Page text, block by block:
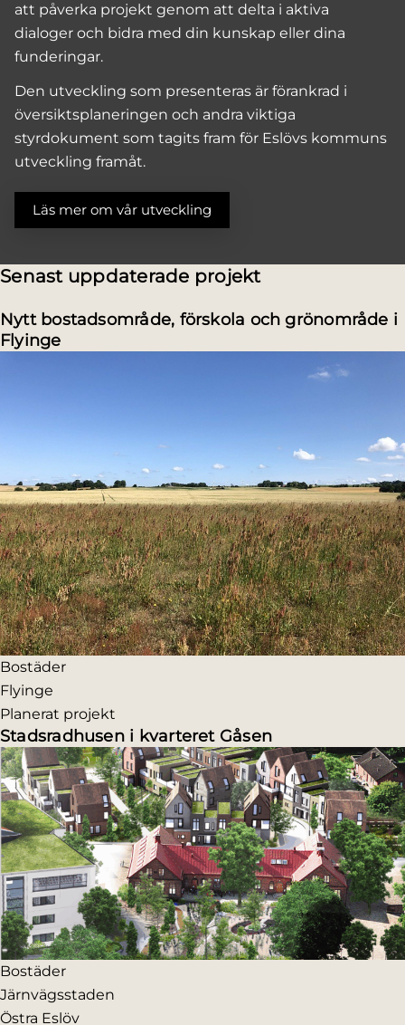
att påverka projekt genom att delta i aktiva
dialoger och bidra med din kunskap eller dina
funderingar.
Den utveckling som presenteras är förankrad i
översiktsplaneringen och andra viktiga
styrdokument som tagits fram för Eslövs kommuns
utveckling framåt.
Läs mer om vår utveckling
Senast uppdaterade projekt
Nytt bostadsområde, förskola och grönområde i
Flyinge
Bostäder
Flyinge
Planerat projekt
Stadsradhusen i kvarteret Gåsen
Bostäder
Järnvägsstaden
Östra Eslöv